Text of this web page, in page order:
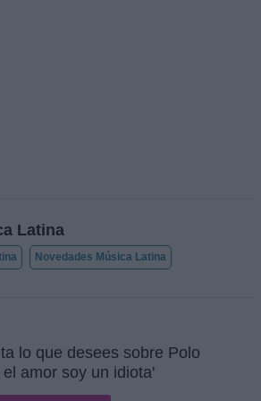
Latina
Novedades Música Latina
lo que desees sobre Polo
amor soy un idiota'